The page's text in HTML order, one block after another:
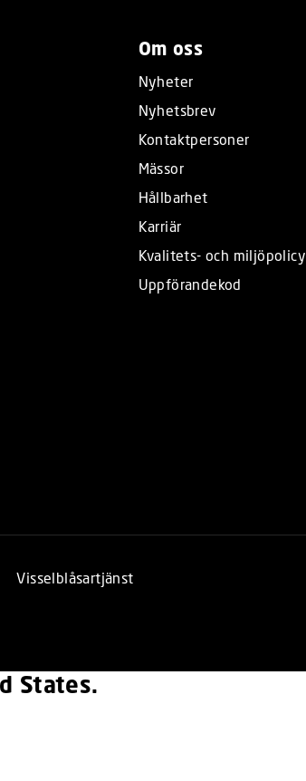
Om oss
Nyheter
Nyhetsbrev
Kontaktpersoner
Mässor
Hållbarhet
Karriär
Kvalitets- och miljöpolicy
Uppförandekod
Visselblåsartjänst
States.